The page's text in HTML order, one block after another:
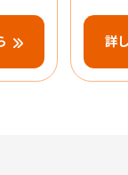
詳